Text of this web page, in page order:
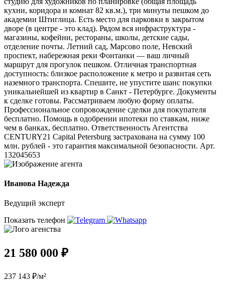
кухни, коридора и комнат 82 кв.м.), три минуты пешком до
академии Штиглица. Есть место для парковки в закрытом
дворе (в центре - это клад). Рядом вся инфраструктура -
магазины, кофейни, рестораны, школы, детские сады,
отделение почты. Летний сад, Марсово поле, Невский
проспект, набережная реки Фонтанки — ваш личный
маршрут для прогулок пешком. Отличная транспортная
доступность: близкое расположение к метро и развитая сеть
наземного транспорта. Спешите, не упустите шанс покупки
уникальнейшей из квартир в Санкт - Петербурге. Документы
к сделке готовы. Рассматриваем любую форму оплаты.
Профессиональное сопровождение сделки для покупателя
бесплатно. Помощь в одобрении ипотеки по ставкам, ниже
чем в банках, бесплатно. Ответственность Агентства
CENTURY21 Capital Petersburg застрахована на сумму 100
млн. рублей - это гарантия максимальной безопасности. Арт.
132045653
Иванова Надежда
Ведущий эксперт
Показать телефон
21 580 000 ₽
237 143 ₽/м²